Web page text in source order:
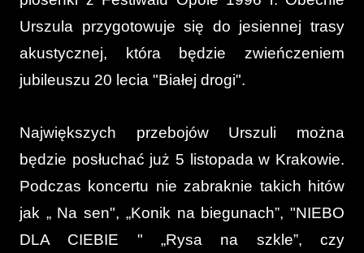
Urszula przygotowuje się do jesiennej trasy
akustycznej, która będzie zwieńczeniem
jubileuszu 20 lecia "Białej drogi".
Największych przebojów Urszuli można
będzie posłuchać już 5 listopada w Krakowie.
Podczas koncertu nie zabraknie takich hitów
jak „ Na sen", „Konik na biegunach”, "NIEBO
DLA CIEBIE " „Rysa na szkle”, czy